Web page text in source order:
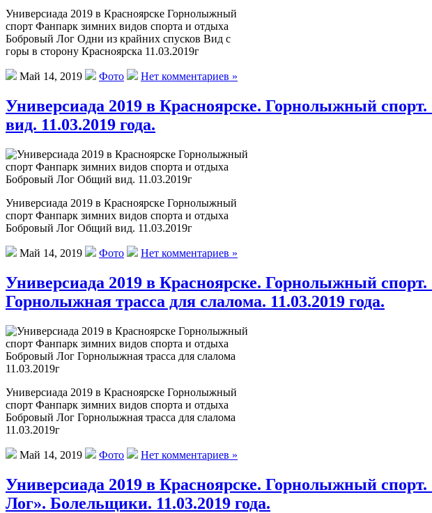
Универсиада 2019 в Красноярске Горнолыжный
спорт Фанпарк зимних видов спорта и отдыха
Бобровый Лог Одни из крайних спусков Вид с
горы в сторону Красноярска 11.03.2019г
Май 14, 2019 Фото Нет комментариев »
Универсиада 2019 в Красноярске. Горнолыжный
вид. 11.03.2019 года.
Универсиада 2019 в Красноярске Горнолыжный
спорт Фанпарк зимних видов спорта и отдыха
Бобровый Лог Общий вид. 11.03.2019г
Май 14, 2019 Фото Нет комментариев »
Универсиада 2019 в Красноярске. Горнолыжный
Горнолыжная трасса для слалома. 11.03.2019 года.
Универсиада 2019 в Красноярске Горнолыжный
спорт Фанпарк зимних видов спорта и отдыха
Бобровый Лог Горнолыжная трасса для слалома
11.03.2019г
Май 14, 2019 Фото Нет комментариев »
Универсиада 2019 в Красноярске. Горнолыжный
Лог». Болельщики. 11.03.2019 года.